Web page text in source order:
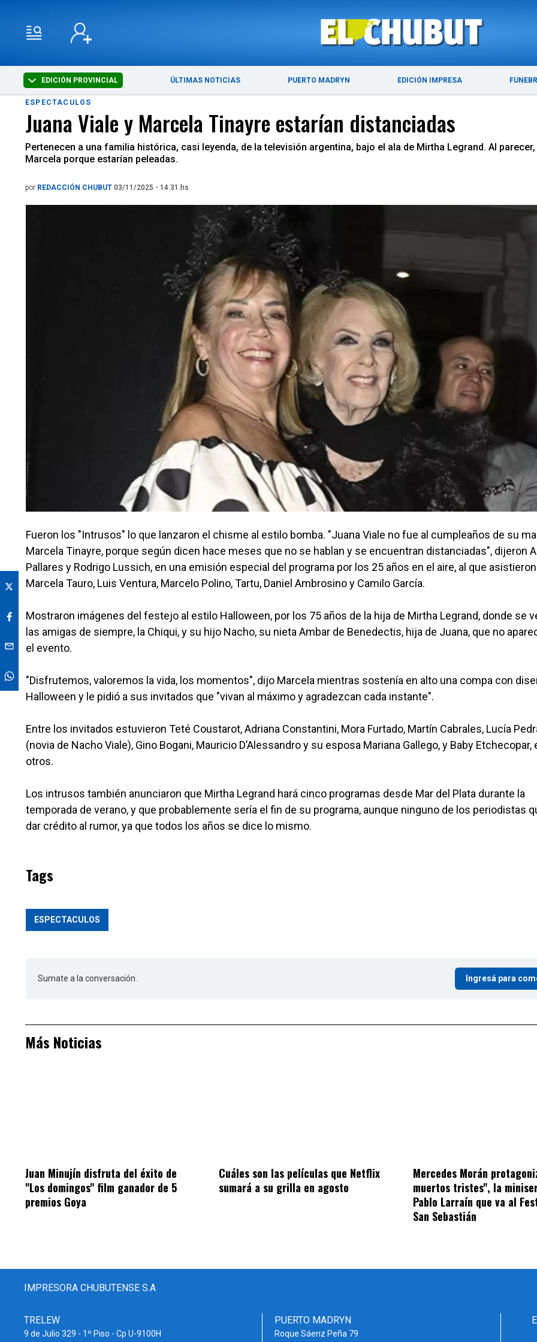
EDICIÓN PROVINCIAL ÚLTIMAS NOTICIAS PUERTO MADRYN EDICIÓN IMPRESA
ÚLTIMAS NOTICIAS PUERTO MADRYN
ESPECTACULOS
Juana Viale y Marcela Tinayre estarían distanciadas
Pertenecen a una familia histórica, casi leyenda, de la televisión argentina, bajo el ala de Mirtha Legrand. Al
Marcela porque estarían peleadas.
por REDACCIÓN CHUBUT 03/11/2025 - 14.31.hs
Fueron los "Intrusos" lo que lanzaron el chisme al estilo bomba. "Juana Viale no fue al cumpleaños de su
Marcela Tinayre, porque según dicen hace meses que no se hablan y se encuentran distanciadas", dijeron
Pallares y Rodrigo Lussich, en una emisión especial del programa por los 25 años en el aire, al que asistieron
Marcela Tauro, Luis Ventura, Marcelo Polino, Tartu, Daniel Ambrosino y Camilo García.
Mostraron imágenes del festejo al estilo Halloween, por los 75 años de la hija de Mirtha Legrand, donde se
las amigas de siempre, la Chiqui, y su hijo Nacho, su nieta Ambar de Benedectis, hija de Juana, que no
el evento.
"Disfrutemos, valoremos la vida, los momentos", dijo Marcela mientras sostenía en alto una compa con
Halloween y le pidió a sus invitados que "vivan al máximo y agradezcan cada instante".
Entre los invitados estuvieron Teté Coustarot, Adriana Constantini, Mora Furtado, Martín Cabrales, Lucía
(novia de Nacho Viale), Gino Bogani, Mauricio D’Alessandro y su esposa Mariana Gallego, y Baby Etchecopar,
otros.
Los intrusos también anunciaron que Mirtha Legrand hará cinco programas desde Mar del Plata durante la
temporada de verano, y que probablemente sería el fin de su programa, aunque ninguno de los periodistas
dar crédito al rumor, ya que todos los años se dice lo mismo.
Tags
ESPECTACULOS
Sumate a la conversación. Ingresá para
Más Noticias
Juan Minujín disfruta del éxito de
"Los domingos" film ganador de 5
premios Goya
Cuáles son las películas que Netflix
sumará a su grilla en agosto
Mercedes Morán
muertos tristes", la
Pablo Larraín que va al
San Sebastián
IMPRESORA CHUBUTENSE S.A
TRELEW
9 de Julio 329 - 1º Piso - Cp U-9100H
PUERTO MADRYN
Roque Sáenz Peña 79